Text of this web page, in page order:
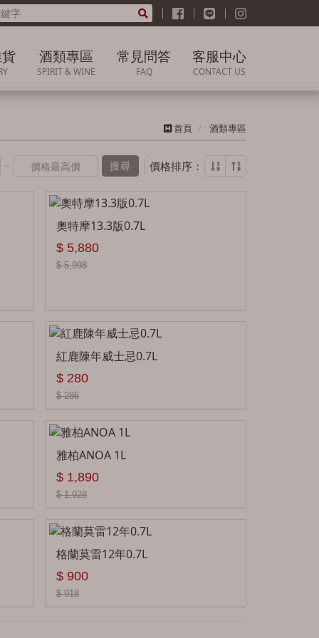
酒類專區
SPIRIT & WINE
白蘭地
高粱
清酒燒酎
果實酒
香檳氣泡酒
無酒精
燒酒
韓國米酒
常見問答
FAQ
關於產品/價格/品質
訂單及退貨問題
門市據點
客服中心
CONTACT US
業務洽詢
首頁 酒類專區
~ 搜尋 價格排序：
奧特摩13.3版0.7L
$ 5,880
$ 5,998
紅鹿陳年威士忌0.7L
$ 280
$ 286
雅柏ANOA 1L
$ 1,890
$ 1,928
格蘭莫雷12年0.7L
$ 900
$ 918